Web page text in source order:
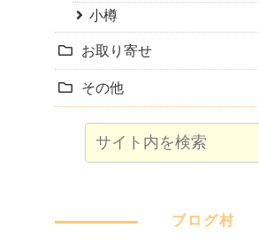
小樽
お取り寄せ
その他
ブログ村